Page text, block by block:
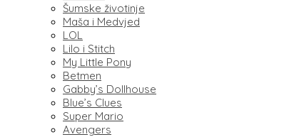
Šumske životinje
Maša i Medvjed
LOL
Lilo i Stitch
My Little Pony
Betmen
Gabby’s Dollhouse
Blue’s Clues
Super Mario
Avengers